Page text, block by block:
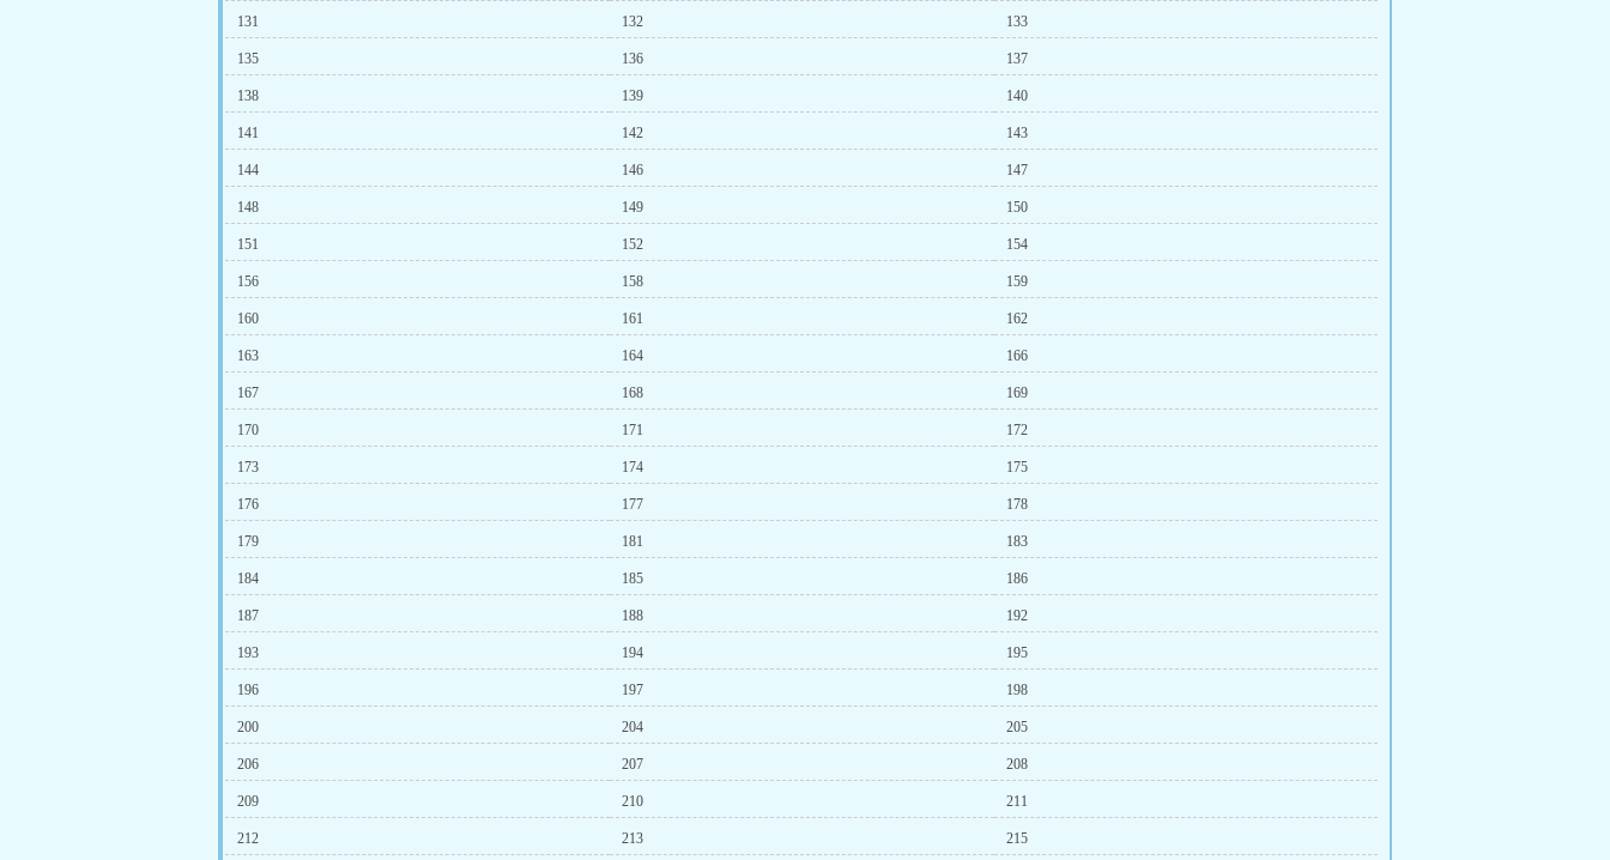
131 132 133
135 136 137
138 139 140
141 142 143
144 146 147
148 149 150
151 152 154
156 158 159
160 161 162
163 164 166
167 168 169
170 171 172
173 174 175
176 177 178
179 181 183
184 185 186
187 188 192
193 194 195
196 197 198
200 204 205
206 207 208
209 210 211
212 213 215